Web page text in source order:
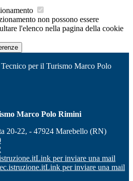
non possono essere
l'elenco nella pagina della cookie
per il Turismo Marco Polo
Marco Polo Rimini
20-22, - 47924 Marebello (RN)
Link per inviare una mail
Link per inviare una mail